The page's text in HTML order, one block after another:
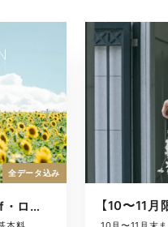
【7〜9月限定】基本料50%off・ロケキャンペーン
全データ込み